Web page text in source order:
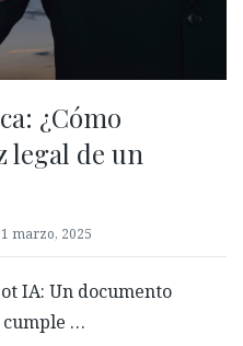
¿Cómo
legal de un
marzo, 2025
IA: Un documento
…